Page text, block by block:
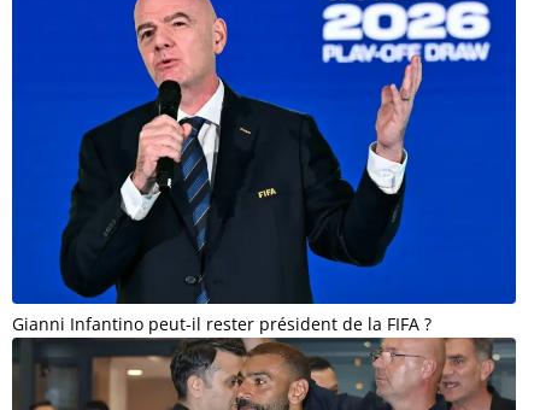
Gianni Infantino peut-il rester président de la FIFA ?